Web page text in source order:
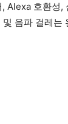
Alexa 호환성,
음파 걸레는